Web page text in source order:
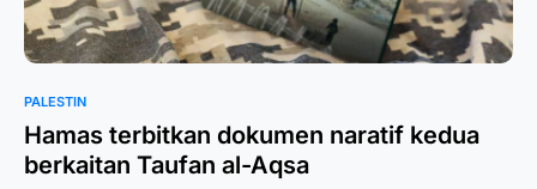
PALESTIN
Hamas terbitkan dokumen naratif kedua
berkaitan Taufan al-Aqsa